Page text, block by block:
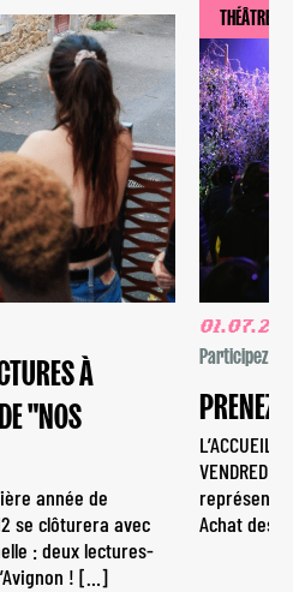
À
"NOS
année de
se clôturera avec
: deux lectures-
! […]
THÉÂTRE
Participez
PRENEZ
L’ACCUEIL-
VENDREDI
Achat des